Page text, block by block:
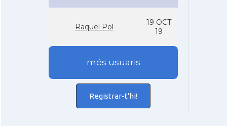
Raquel Pol
19 OCT
19
més usuaris
Registrar-t'hi!